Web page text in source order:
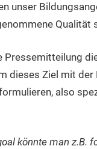
unser
Qualität
Pressemitteilung
dieses Ziel mit
also
könnte man z.B.